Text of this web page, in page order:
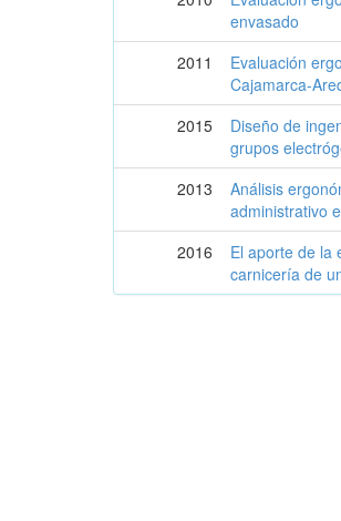
envasado
2011
Evaluación
Cajamarca-
2015
Diseño de
grupos
2013
Análisis
administrativo
2016
El aporte de la
carnicería de